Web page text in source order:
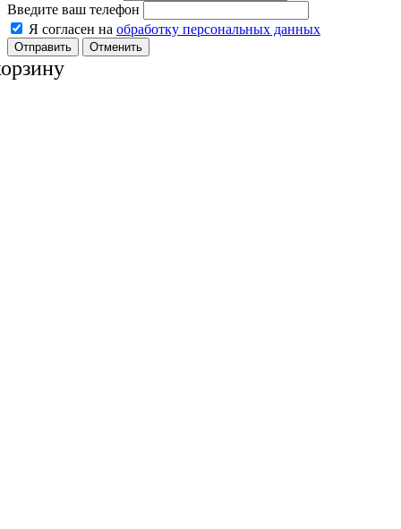
Введите ваш телефон
Я согласен на обработку персональных данных
Отменить